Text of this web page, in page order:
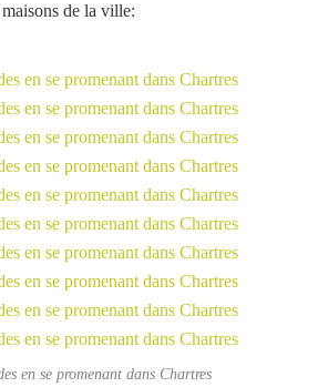
de la ville:
en se promenant dans Chartres